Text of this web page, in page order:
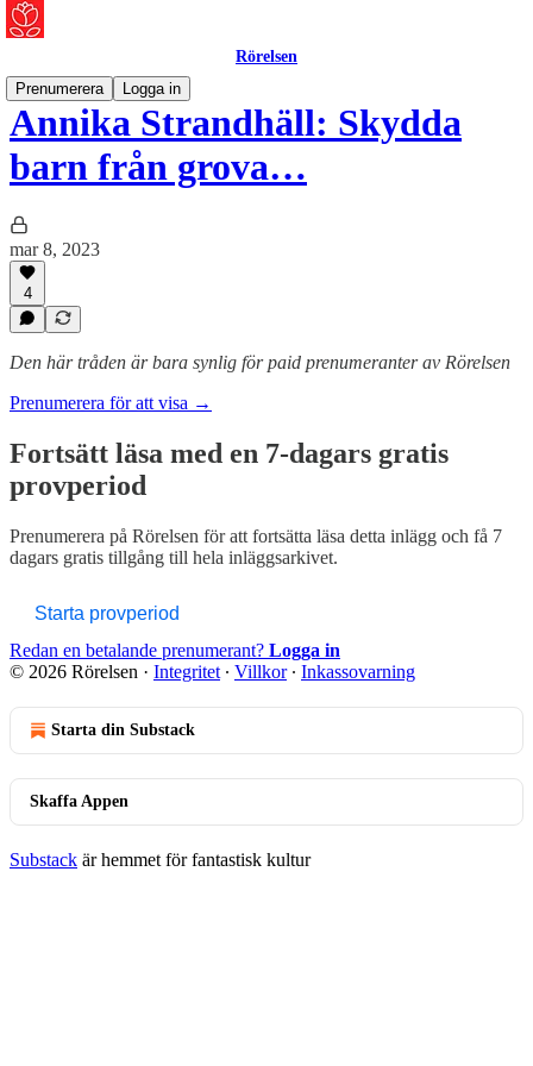
Rörelsen
Prenumerera
Logga in
Annika Strandhäll: Skydda
barn från grova…
mar 8, 2023
4
Den här tråden är bara synlig för paid prenumeranter av Rörelsen
Prenumerera för att visa →
Fortsätt läsa med en 7-dagars gratis
provperiod
Prenumerera på Rörelsen för att fortsätta läsa detta inlägg och få 7
dagars gratis tillgång till hela inläggsarkivet.
Starta provperiod
Redan en betalande prenumerant? Logga in
© 2026 Rörelsen · Integritet ∙ Villkor∙ Inkassovarning
Starta din Substack
Skaffa Appen
Substack är hemmet för fantastisk kultur